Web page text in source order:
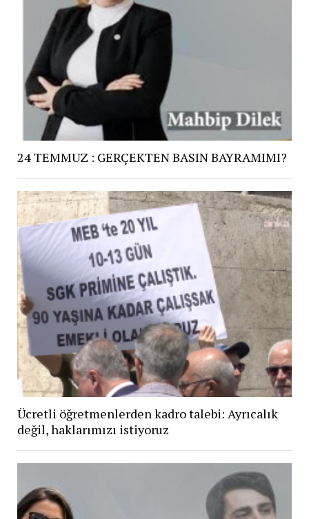
24 TEMMUZ : GERÇEKTEN BASIN BAYRAMIMI?
Ücretli öğretmenlerden kadro talebi: Ayrıcalık
değil, haklarımızı istiyoruz